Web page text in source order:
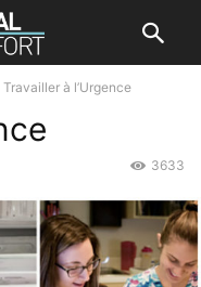
Travailler à l’Urgence
3633